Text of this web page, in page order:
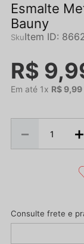
Esmalte
Bauny
Item ID:
R$ 9,
Em até 1x R$9,99
＋
－